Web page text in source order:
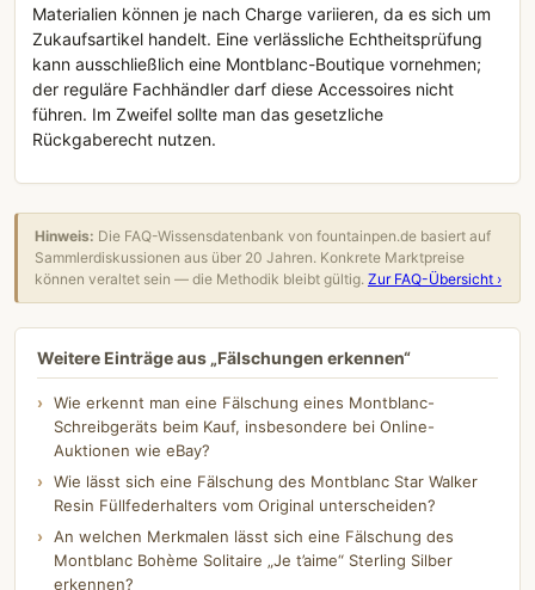
Materialien können je nach Charge variieren, da es sich um
Zukaufsartikel handelt. Eine verlässliche Echtheitsprüfung
kann ausschließlich eine Montblanc-Boutique vornehmen;
der reguläre Fachhändler darf diese Accessoires nicht
führen. Im Zweifel sollte man das gesetzliche
Rückgaberecht nutzen.
Hinweis: Die FAQ-Wissensdatenbank von fountainpen.de basiert auf
Sammlerdiskussionen aus über 20 Jahren. Konkrete Marktpreise
können veraltet sein — die Methodik bleibt gültig. Zur FAQ-Übersicht ›
Weitere Einträge aus „Fälschungen erkennen“
Wie erkennt man eine Fälschung eines Montblanc-
Schreibgeräts beim Kauf, insbesondere bei Online-
Auktionen wie eBay?
Wie lässt sich eine Fälschung des Montblanc Star Walker
Resin Füllfederhalters vom Original unterscheiden?
An welchen Merkmalen lässt sich eine Fälschung des
Montblanc Bohème Solitaire „Je t’aime“ Sterling Silber
erkennen?